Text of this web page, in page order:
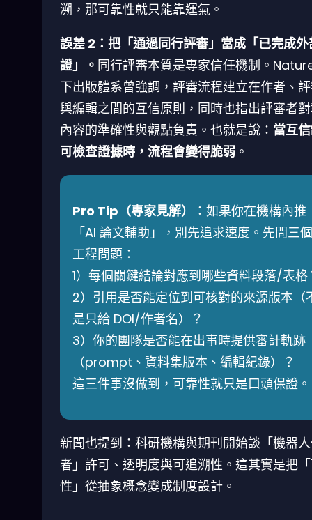
溯，那可靠性就只能靠運氣。
誤差 2：把「通過同行評審」當成「已完成外
證」。 同行評審本質是專家信任機制。
下出版體系曾強調，評審流程建立在作者、
與編輯之間的互信原則，同時也指出評審者
內容的準確性與觀點負責。也就是說： 當互
可檢查證據時，流程會變得脆弱 。
Pro Tip（專家見解）
：如果你在機構內推
「AI 論文輔助」，別先追求速度。先問三個
工程問題：
1）每個關鍵結論對應到哪些資料段落/表格
2）引用是否能定位到可核對的來源版本（
是只給 DOI/作者名）？
3）你的團隊是否能在出事時提供審計軌跡
（prompt、資料集版本、編輯紀錄）？
這三件事沒做到，可靠性就只是口頭保證。
新聞也提到：科研機構與期刊開始談「機器
者」許可、透明度與可追溯性。這其實是把
性」從抽象概念變成制度設計。